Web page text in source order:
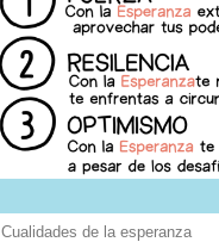
Cualidades de la esperanza